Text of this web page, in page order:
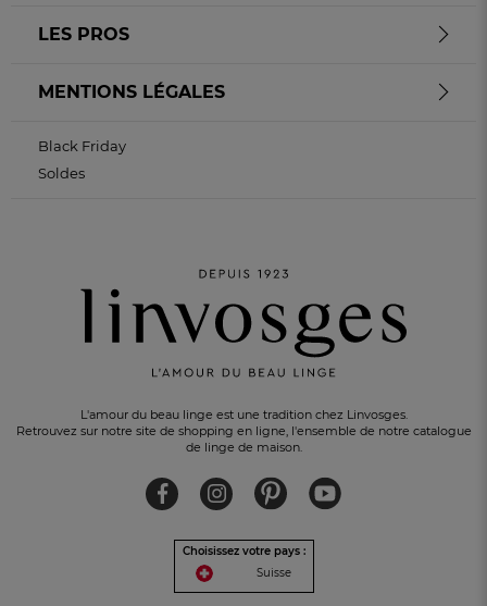
L'amour du beau linge est une tradition chez Linvosges.
Retrouvez sur notre site de shopping en ligne, l'ensemble de notre catalogue
de linge de maison.
Choisissez votre pays :
Suisse
LES PROS
MENTIONS LÉGALES
Black Friday
Soldes